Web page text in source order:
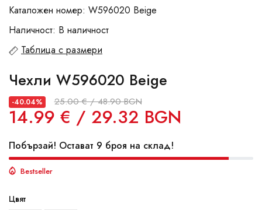
Каталожен номер: W596020 Beige
Наличност: В наличност
Таблица с размери
Чехли W596020 Beige
-40.04% 25.00 € / 48.90 BGN
14.99 € / 29.32 BGN
Побързай! Остават 9 броя на склад!
Bestseller
Цвят